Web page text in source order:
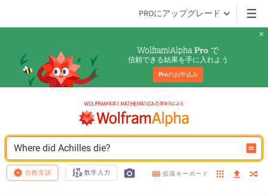
PROにアップグレード
Wolfram|Alpha Pro で
信頼できる結果を手に入れよう
Proのお申込み
Where did Achilles die?
自然言語 数学入力 拡張キーボード